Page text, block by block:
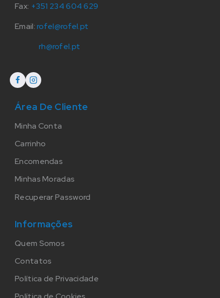
Fax: +351 234 604 629
Email:rofel@rofel.pt
rh@rofel.pt
Área De Cliente
Minha Conta
Carrinho
Encomendas
Minhas Moradas
Recuperar Password
Informações
Quem Somos
Contatos
Política de Privacidade